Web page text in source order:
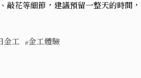
敲花等細節，建議預留一整天的時間
金工 #金工體驗